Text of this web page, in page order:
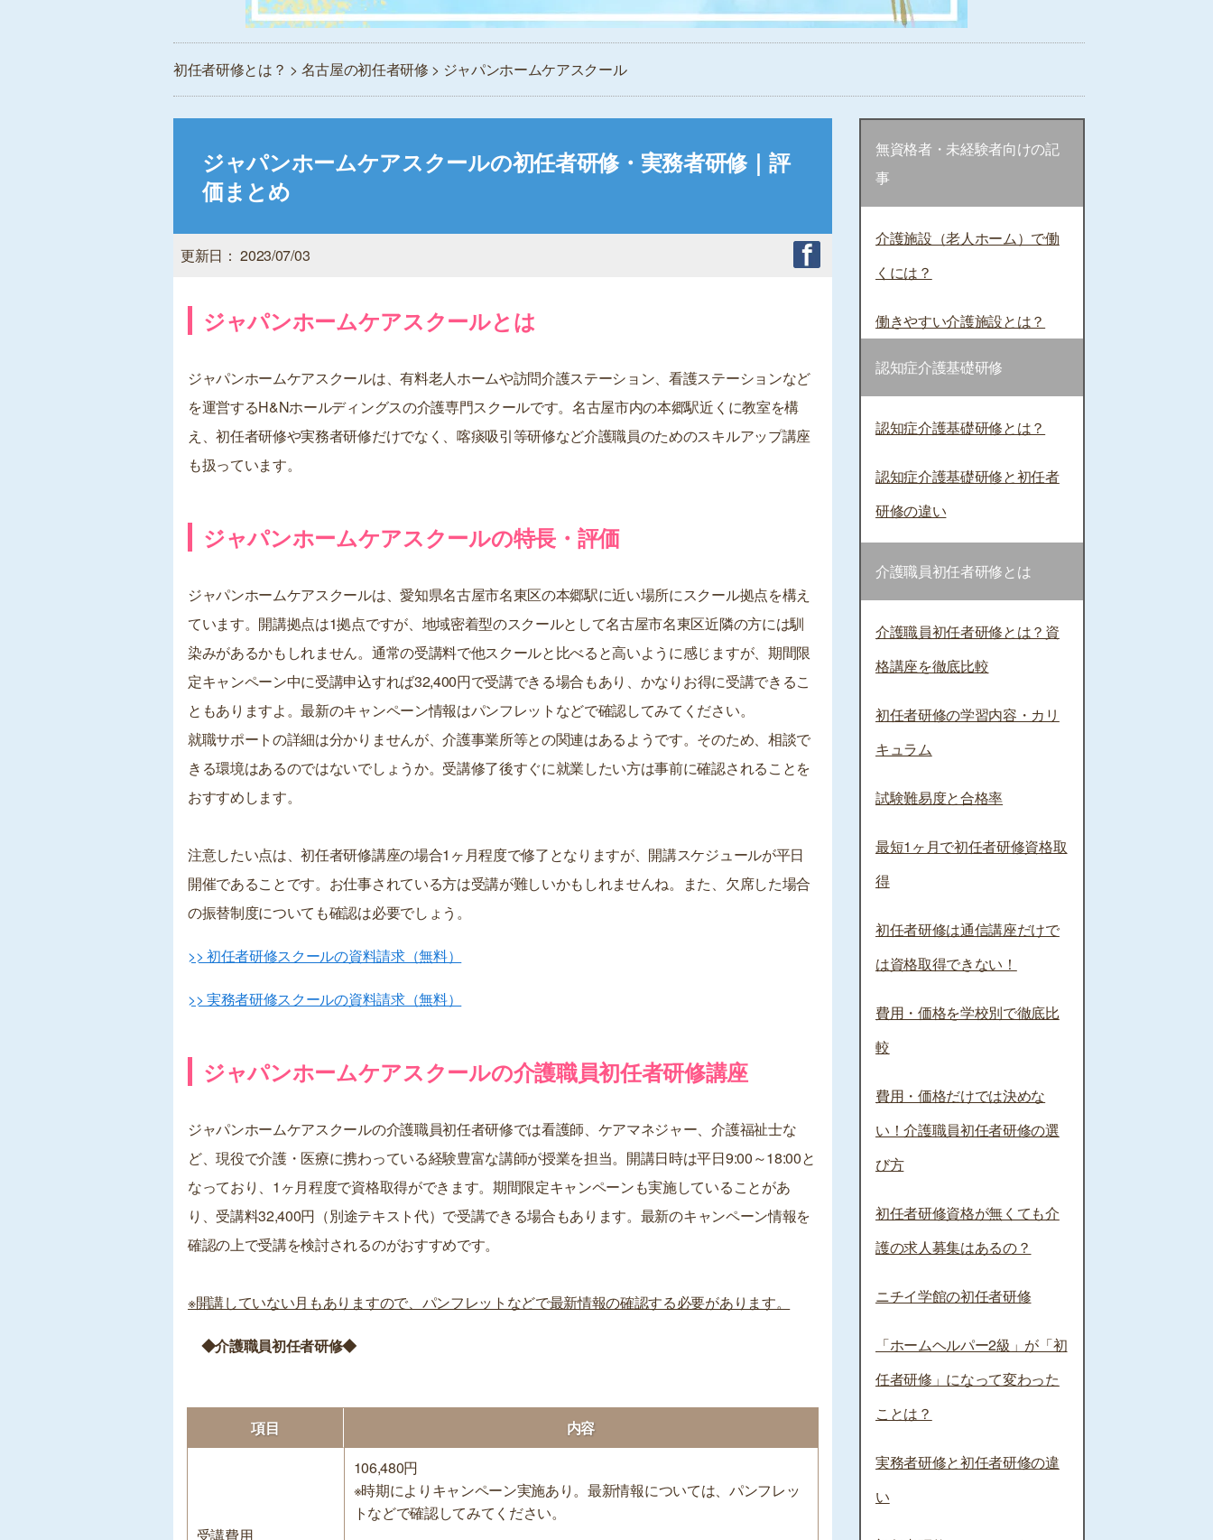
初任者研修とは？ > 名古屋の初任者研修 > ジャパンホームケアスクール
ジャパンホームケアスクールの初任者研修・実務者研修｜評
価まとめ
更新日： 2023/07/03
ジャパンホームケアスクールとは
ジャパンホームケアスクールは、有料老人ホームや訪問介護ステーション、看護ステーションなど
を運営するH&Nホールディングスの介護専門スクールです。名古屋市内の本郷駅近くに教室を構
え、初任者研修や実務者研修だけでなく、喀痰吸引等研修など介護職員のためのスキルアップ講座
も扱っています。
ジャパンホームケアスクールの特長・評価
ジャパンホームケアスクールは、愛知県名古屋市名東区の本郷駅に近い場所にスクール拠点を構え
ています。開講拠点は1拠点ですが、地域密着型のスクールとして名古屋市名東区近隣の方には馴
染みがあるかもしれません。通常の受講料で他スクールと比べると高いように感じますが、期間限
定キャンペーン中に受講申込すれば32,400円で受講できる場合もあり、かなりお得に受講できるこ
ともありますよ。最新のキャンペーン情報はパンフレットなどで確認してみてください。
就職サポートの詳細は分かりませんが、介護事業所等との関連はあるようです。そのため、相談で
きる環境はあるのではないでしょうか。受講修了後すぐに就業したい方は事前に確認されることを
おすすめします。
注意したい点は、初任者研修講座の場合1ヶ月程度で修了となりますが、開講スケジュールが平日
開催であることです。お仕事されている方は受講が難しいかもしれませんね。また、欠席した場合
の振替制度についても確認は必要でしょう。
>> 初任者研修スクールの資料請求（無料）
>> 実務者研修スクールの資料請求（無料）
ジャパンホームケアスクールの介護職員初任者研修講座
ジャパンホームケアスクールの介護職員初任者研修では看護師、ケアマネジャー、介護福祉士な
ど、現役で介護・医療に携わっている経験豊富な講師が授業を担当。開講日時は平日9:00～18:00と
なっており、1ヶ月程度で資格取得ができます。期間限定キャンペーンも実施していることがあ
り、受講料32,400円（別途テキスト代）で受講できる場合もあります。最新のキャンペーン情報を
確認の上で受講を検討されるのがおすすめです。
※開講していない月もありますので、パンフレットなどで最新情報の確認する必要があります。
◆介護職員初任者研修◆
項目 内容
受講費用
106,480円
※時期によりキャンペーン実施あり。最新情報については、パンフレッ
トなどで確認してみてください。
無資格者・未経験者向けの記
事
介護施設（老人ホーム）で働
くには？
働きやすい介護施設とは？
認知症介護基礎研修
認知症介護基礎研修とは？
認知症介護基礎研修と初任者
研修の違い
介護職員初任者研修とは
介護職員初任者研修とは？資
格講座を徹底比較
初任者研修の学習内容・カリ
キュラム
試験難易度と合格率
最短1ヶ月で初任者研修資格取
得
初任者研修は通信講座だけで
は資格取得できない！
費用・価格を学校別で徹底比
較
費用・価格だけでは決めな
い！介護職員初任者研修の選
び方
初任者研修資格が無くても介
護の求人募集はあるの？
ニチイ学館の初任者研修
「ホームヘルパー2級」が「初
任者研修」になって変わった
ことは？
実務者研修と初任者研修の違
い